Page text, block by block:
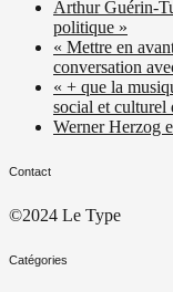
Arthur Guérin-
politique »
« Mettre en
conversation
« + que la
social et culturel
Werner Herzog
Contact
©2024 Le Type
Catégories